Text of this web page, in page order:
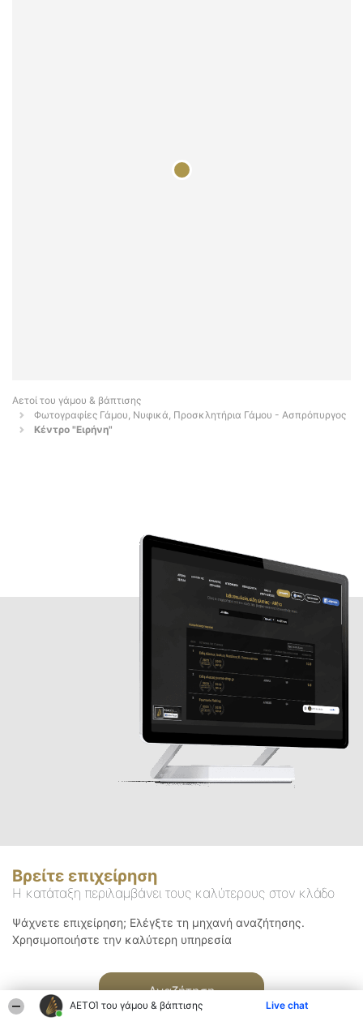
ΑΕΤΟΊ του γάμου & βάπτισης Live chat
Αετοί του γάμου & βάπτισης
Φωτογραφίες Γάμου, Νυφικά, Προσκλητήρια Γάμου - Ασπρόπυργος
Κέντρο "Ειρήνη"
Βρείτε επιχείρηση
Η κατάταξη περιλαμβάνει τους καλύτερους στον κλάδο
Ψάχνετε επιχείρηση; Ελέγξτε τη μηχανή αναζήτησης.
Χρησιμοποιήστε την καλύτερη υπηρεσία
Αναζήτηση